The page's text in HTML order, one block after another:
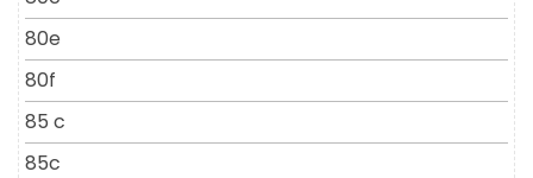
80e
80f
85 c
85c